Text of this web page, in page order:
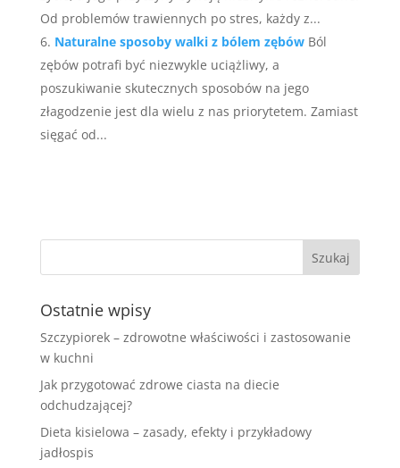
Od problemów trawiennych po stres, każdy z...
Naturalne sposoby walki z bólem zębów Ból
zębów potrafi być niezwykle uciążliwy, a
poszukiwanie skutecznych sposobów na jego
złagodzenie jest dla wielu z nas priorytetem. Zamiast
sięgać od...
Ostatnie wpisy
Szczypiorek – zdrowotne właściwości i zastosowanie
w kuchni
Jak przygotować zdrowe ciasta na diecie
odchudzającej?
Dieta kisielowa – zasady, efekty i przykładowy
jadłospis